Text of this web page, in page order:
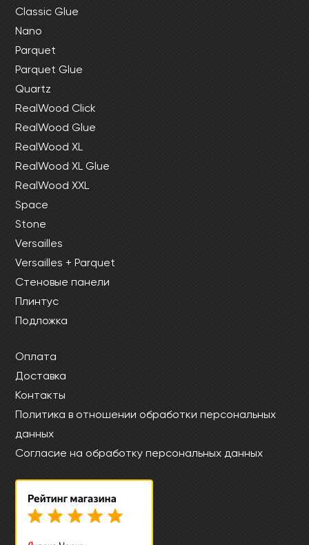
Classic Glue
Nano
Parquet
Parquet Glue
Quartz
RealWood Click
RealWood Glue
RealWood XL
RealWood XL Glue
RealWood XXL
Space
Stone
Versailles
Versailles + Parquet
Стеновые панели
Плинтус
Подложка
Оплата
Доставка
Контакты
Политика в отношении обработки персональных
данных
Согласие на обработку персональных данных